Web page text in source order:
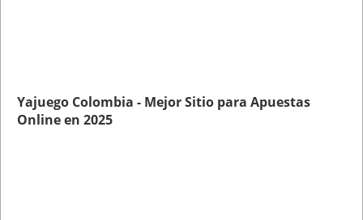
Yajuego Colombia - Mejor Sitio para Apuestas
Online en 2025